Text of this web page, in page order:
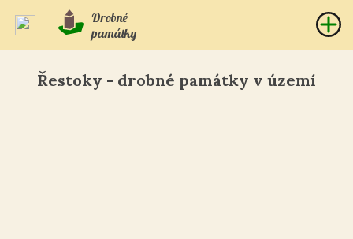
Drobné
památky
Řestoky - drobné památky v území